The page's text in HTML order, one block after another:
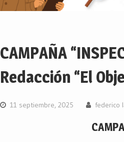
CAMPAÑA
Redacción “El
11 septiembre, 2025 federico